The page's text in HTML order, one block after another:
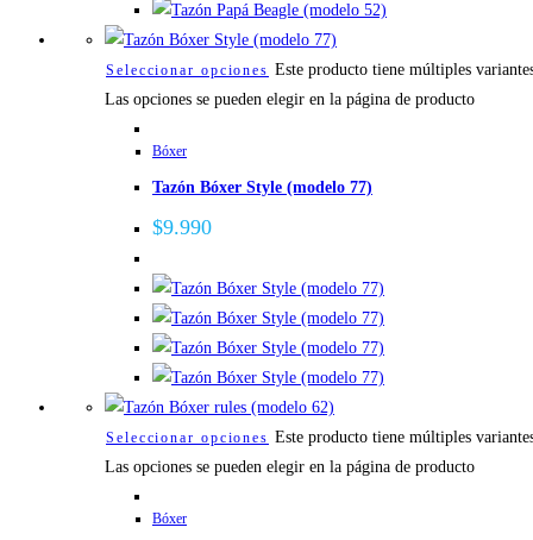
Seleccionar opciones Este producto tiene múltiples
Las opciones se pueden elegir en la página de producto
Bóxer
Tazón Bóxer Style (modelo 77)
$9.990
Seleccionar opciones Este producto tiene múltiples
Las opciones se pueden elegir en la página de producto
Bóxer